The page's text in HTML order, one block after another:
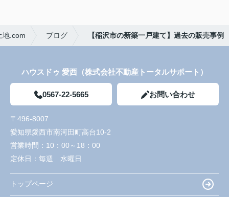
地.com ブログ 【稲沢市の新築一戸建て】過去の販売事例
ハウスドゥ 愛西（株式会社不動産トータルサポート）
0567-22-5665 お問い合わせ
〒496-8007
愛知県愛西市南河田町高台10-2
営業時間： 10：00～18：00
定休日： 毎週 水曜日
トップページ